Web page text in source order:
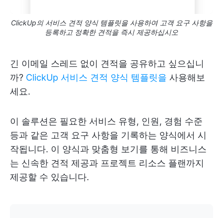
ClickUp의 서비스 견적 양식 템플릿을 사용하여 고객 요구 사항을
등록하고 정확한 견적을 즉시 제공하십시오
긴 이메일 스레드 없이 견적을 공유하고 싶으십니
까? ClickUp 서비스 견적 양식 템플릿을 사용해보
세요.
이 솔루션은 필요한 서비스 유형, 인원, 경험 수준
등과 같은 고객 요구 사항을 기록하는 양식에서 시
작됩니다. 이 양식과 맞춤형 보기를 통해 비즈니스
는 신속한 견적 제공과 프로젝트 리소스 플랜까지
제공할 수 있습니다.